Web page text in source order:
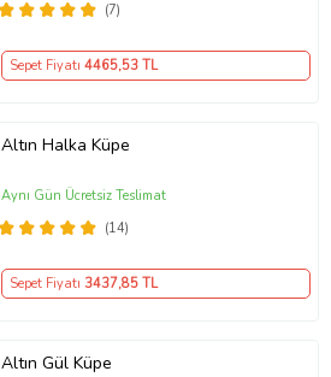
(7)
Sepet Fiyatı 4465,53 TL
Altın Halka Küpe
(14)
Aynı Gün Ücretsiz Teslimat
Sepet Fiyatı 3437,85 TL
Altın Gül Küpe